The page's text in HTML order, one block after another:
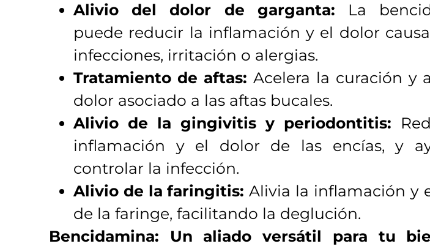
Alivio del dolor de garganta: La
puede reducir la inflamación y el dolor
infecciones, irritación o alergias.
Tratamiento de aftas: Acelera la curación y
dolor asociado a las aftas bucales.
Alivio de la gingivitis y periodontitis:
inflamación y el dolor de las encías, y
controlar la infección.
Alivio de la faringitis: Alivia la inflamación y
de la faringe, facilitando la deglución.
Bencidamina: Un aliado versátil para tu